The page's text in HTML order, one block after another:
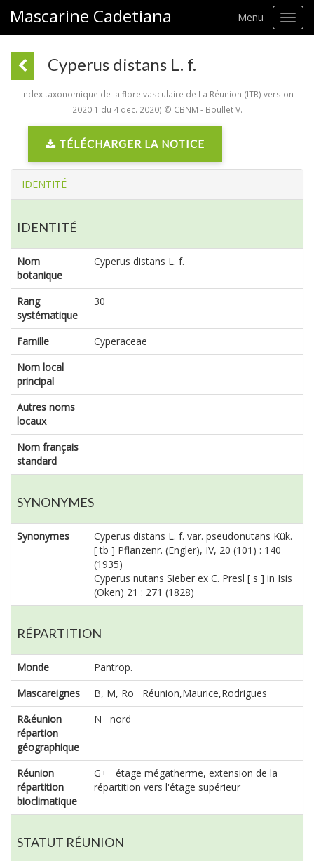
Mascarine Cadetiana Menu
Cyperus distans L. f.
Index taxonomique de la flore vasculaire de La Réunion (ITR) version
2020.1 du 4 dec. 2020) © CBNM - Boullet V.
TÉLÉCHARGER LA NOTICE
IDENTITÉ
IDENTITÉ
Nom
botanique
Cyperus distans L. f.
Rang
systématique
30
Famille
Cyperaceae
Nom local
principal
Autres noms
locaux
Nom français
standard
SYNONYMES
Synonymes
Cyperus distans L. f. var. pseudonutans Kük.
[ tb ] Pflanzenr. (Engler), IV, 20 (101) : 140
(1935)
Cyperus nutans Sieber ex C. Presl [ s ] in Isis
(Oken) 21 : 271 (1828)
RÉPARTITION
Monde
Pantrop.
Mascareignes
B, M, Ro Réunion,Maurice,Rodrigues
R&éunion
répartion
géographique
N nord
Réunion
répartition
bioclimatique
G+ étage mégatherme, extension de la
répartition vers l'étage supérieur
STATUT RÉUNION